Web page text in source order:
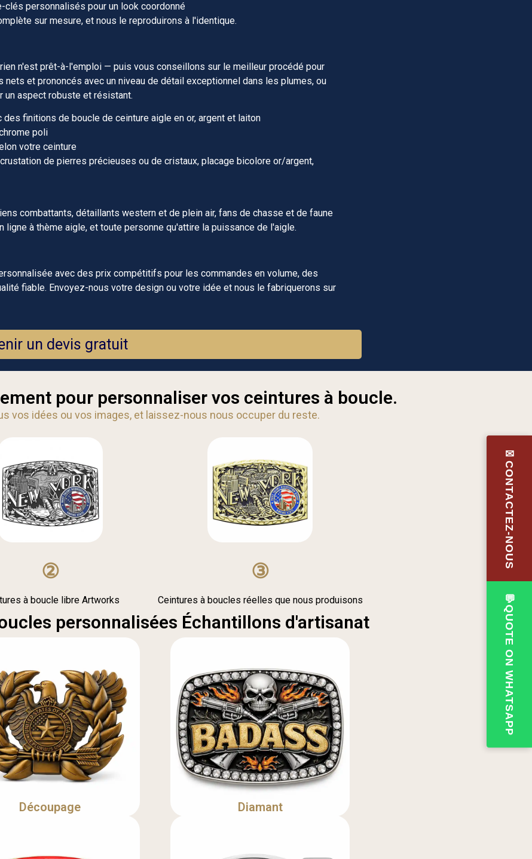
personnalisés pour un look coordonné
sur mesure, et nous le reproduirons à l'identique.
n'est prêt-à-l'emploi — puis vous conseillons sur le meilleur procédé pour
et prononcés avec un niveau de détail exceptionnel dans les plumes, ou
aspect robuste et résistant.
finitions de boucle de ceinture aigle en or, argent et laiton
poli
votre ceinture
de pierres précieuses ou de cristaux, placage bicolore or/argent,
combattants, détaillants western et de plein air, fans de chasse et de faune
à thème aigle, et toute personne qu'attire la puissance de l'aigle.
avec des prix compétitifs pour les commandes en volume, des
fiable. Envoyez-nous votre design ou votre idée et nous le fabriquerons sur
un devis gratuit
pour personnaliser vos ceintures à boucle.
vos idées ou vos images, et laissez-nous nous occuper du reste.
②
à boucle libre Artworks
③
Ceintures à boucles réelles que nous produisons
personnalisées Échantillons d'artisanat
Découpage Diamant
✉CONTACTEZ-NOUS
💬QUOTE ON WHATSAPP